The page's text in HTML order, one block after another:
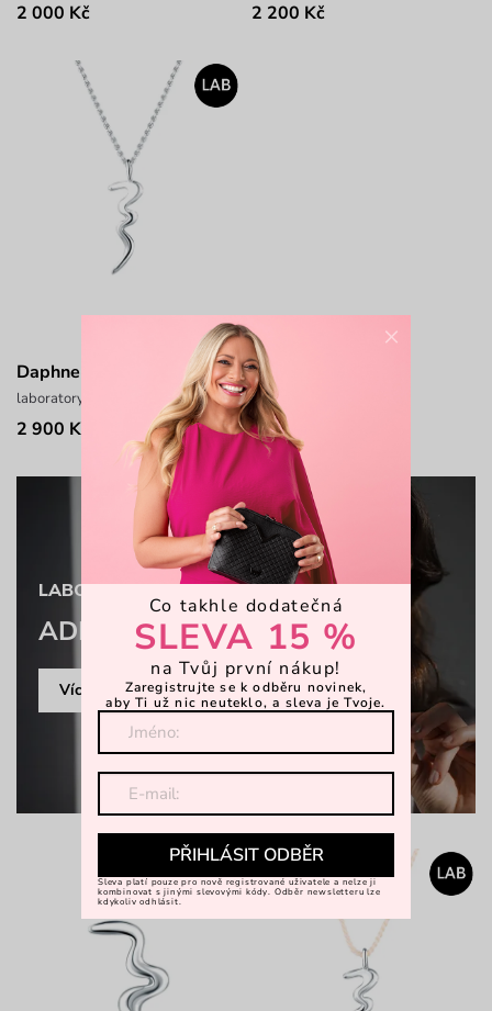
2 000 Kč 2 200 Kč
Daphne
laboratory šperk ze stříbra (925/1000), váha 2,6 g
2 900 Kč
LABORATORY COLLECTION
ADÉLA PEČLOVÁ
Více o kolekci
×
Co takhle dodatečná
SLEVA 15 %
na Tvůj první nákup!
Zaregistrujte se k odběru novinek,
aby Ti už nic neuteklo, a sleva je Tvoje.
PŘIHLÁSIT ODBĚR
Sleva platí pouze pro nově registrované uživatele a nelze ji
kombinovat s jinými slevovými kódy. Odběr newsletteru lze
kdykoliv odhlásit.